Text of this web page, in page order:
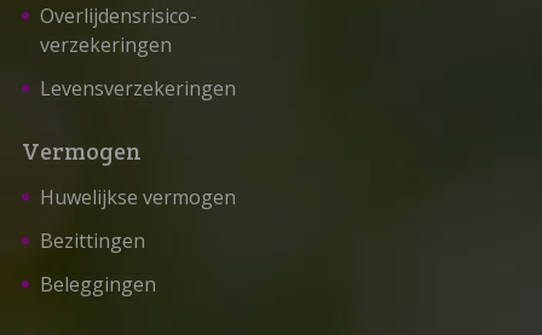
Overlijdensrisico-
verzekeringen
Levensverzekeringen
Vermogen
Huwelijkse vermogen
Bezittingen
Beleggingen